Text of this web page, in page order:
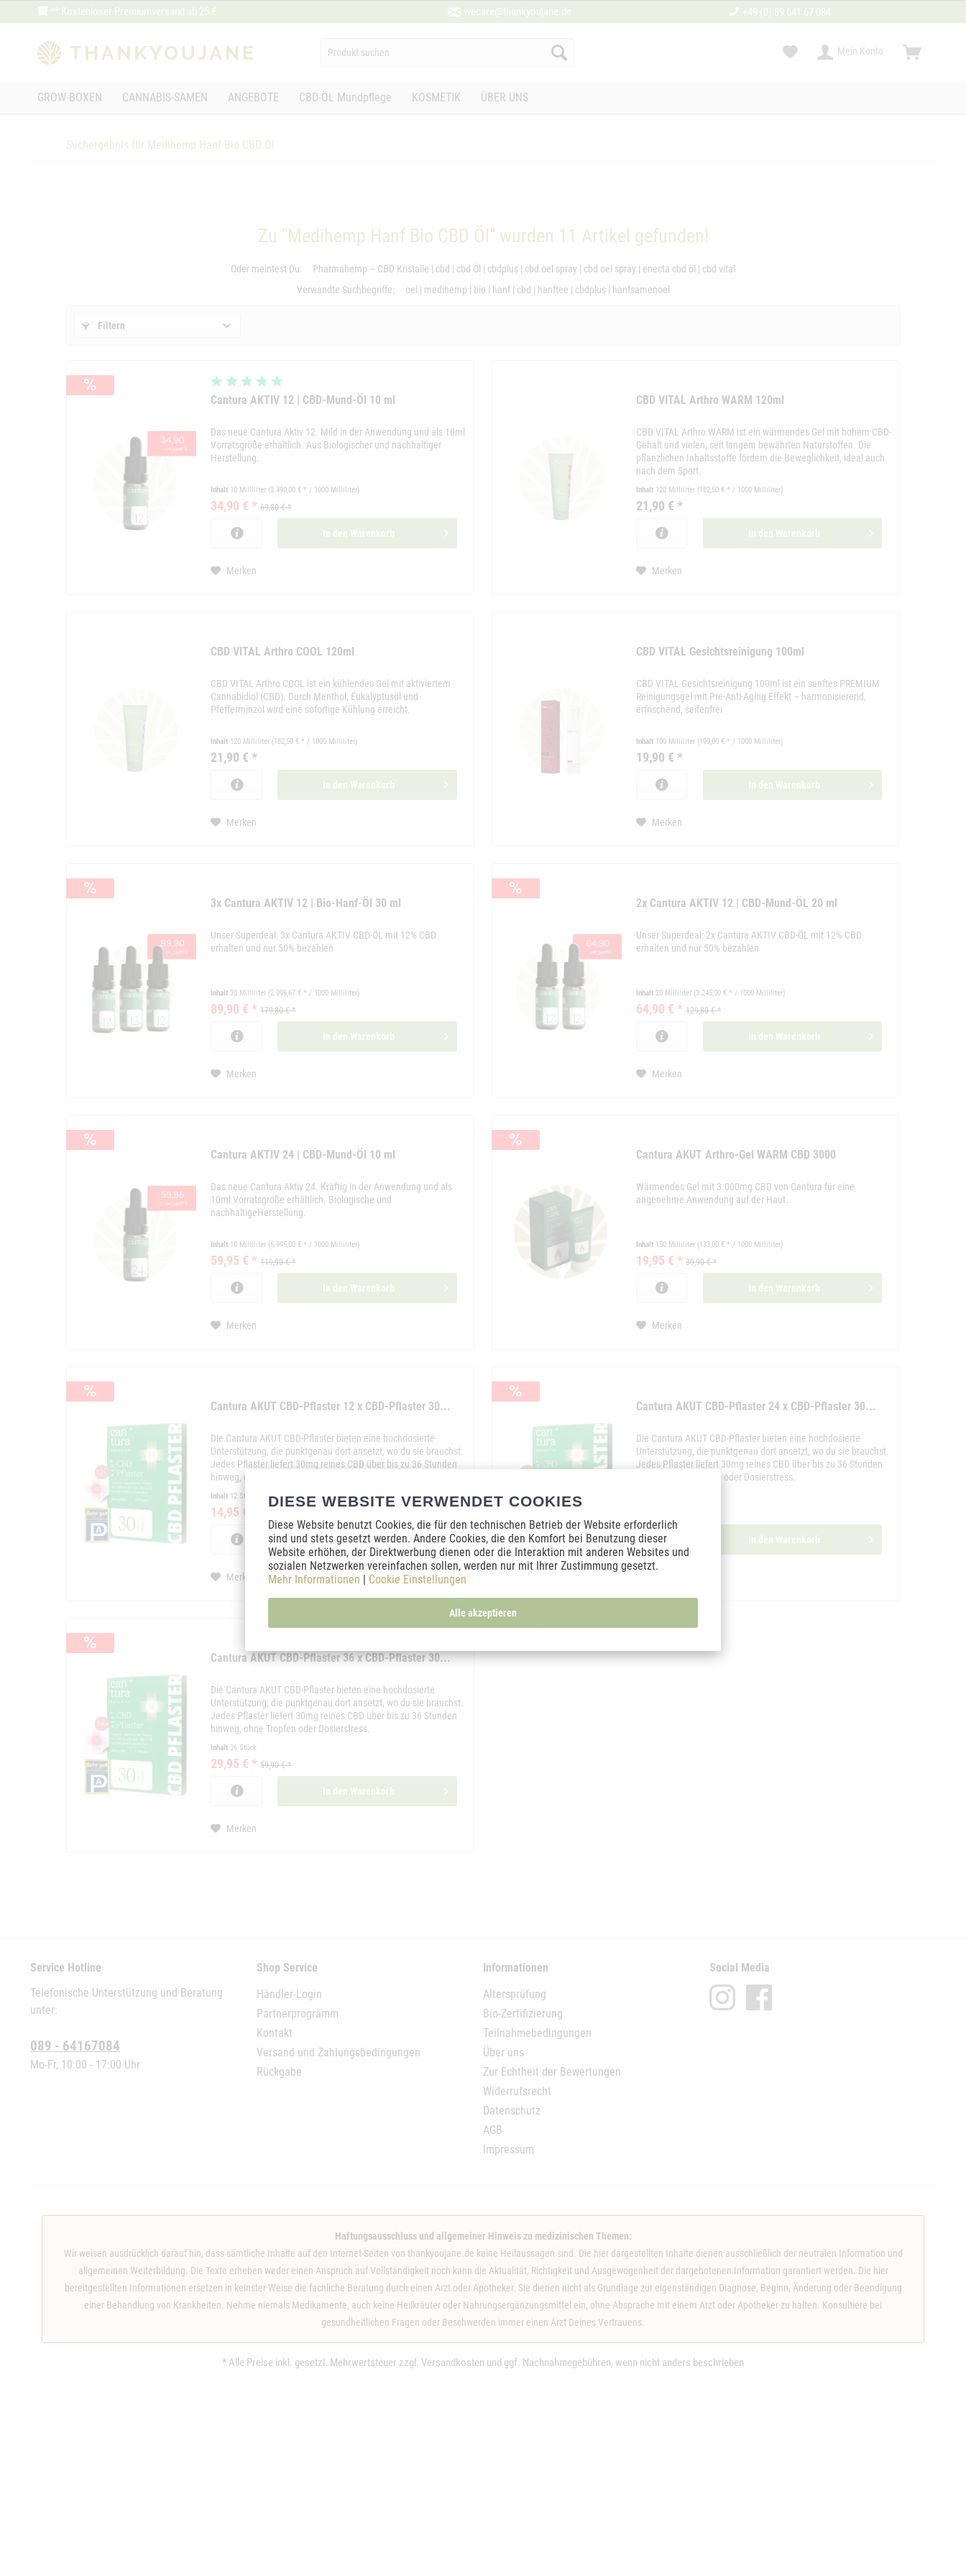
** Kostenloser Premiumversand ab 25 € wecare@thankyoujane.de +49 (0) 89 641 67 084
Mein Konto
GROW-BOXEN CANNABIS-SAMEN ANGEBOTE CBD-ÖL Mundpflege KOSMETIK ÜBER UNS
Suchergebnis für Medihemp Hanf Bio CBD Öl
Zu "Medihemp Hanf Bio CBD Öl" wurden 11 Artikel gefunden!
Oder meintest Du: Pharmahemp – CBD Kristalle | cbd | cbd Öl | cbdplus | cbd oel spray | cbd oel spray | enecta cbd öl | cbd vital
Verwandte Suchbegriffe:
oel | medihemp | bio | hanf| cbd | hanftee | cbdplus| hanfsamenoel
Filtern
Cantura AKTIV 12 | CBD-Mund-Öl 10 ml
Das neue Cantura Aktiv 12. Mild in der Anwendung und als 10ml
Vorratsgröße erhältlich. Aus Biologischer und nachhaltiger
Herstellung.
Inhalt 10 Milliliter (3.490,00 € * / 1000 Milliliter)
34,90 € * 69,80 € *
In den Warenkorb
Merken
CBD VITAL Arthro WARM 120ml
CBD VITAL Arthro WARM ist ein wärmendes Gel mit hohem CBD-
Gehalt und vielen, seit langem bewährten Naturstoffen. Die
pflanzlichen Inhaltsstoffe fördern die Beweglichkeit, ideal auch
nach dem Sport.
Inhalt 120 Milliliter (182,50 € * / 1000 Milliliter)
21,90 € *
In den Warenkorb
Merken
CBD VITAL Arthro COOL 120ml
CBD VITAL Arthro COOL ist ein kühlendes Gel mit aktiviertem
Cannabidiol (CBD). Durch Menthol, Eukalyptusöl und
Pfefferminzöl wird eine sofortige Kühlung erreicht.
Inhalt 120 Milliliter (182,50 € * / 1000 Milliliter)
21,90 € *
In den Warenkorb
Merken
CBD VITAL Gesichtsreinigung 100ml
CBD VITAL Gesichtsreinigung 100ml ist ein sanftes PREMIUM
Reinigungsgel mit Pre-Anti-Aging Effekt – harmonisierend,
erfrischend, seifenfrei
Inhalt 100 Milliliter (199,00 € * / 1000 Milliliter)
19,90 € *
In den Warenkorb
Merken
3x Cantura AKTIV 12 | Bio-Hanf-Öl 30 ml
Unser Superdeal: 3x Cantura AKTIV CBD-ÖL mit 12% CBD
erhalten und nur 50% bezahlen
Inhalt 30 Milliliter (2.996,67 € * / 1000 Milliliter)
89,90 € * 179,80 € *
In den Warenkorb
Merken
2x Cantura AKTIV 12 | CBD-Mund-ÖL 20 ml
Unser Superdeal: 2x Cantura AKTIV CBD-ÖL mit 12% CBD
erhalten und nur 50% bezahlen
Inhalt 20 Milliliter (3.245,00 € * / 1000 Milliliter)
64,90 € * 129,80 € *
In den Warenkorb
Merken
Cantura AKTIV 24 | CBD-Mund-Öl 10 ml
Das neue Cantura Aktiv 24. Kräftig in der Anwendung und als
10ml Vorratsgröße erhältlich. Biologische und
nachhaltigeHerstellung.
Inhalt 10 Milliliter (5.995,00 € * / 1000 Milliliter)
59,95 € * 119,90 € *
In den Warenkorb
Merken
Cantura AKUT Arthro-Gel WARM CBD 3000
Wärmendes Gel mit 3.000mg CBD von Cantura für eine
angenehme Anwendung auf der Haut.
Inhalt 150 Milliliter (133,00 € * / 1000 Milliliter)
19,95 € * 39,90 € *
In den Warenkorb
Merken
Cantura AKUT CBD-Pflaster 12 x CBD-Pflaster 30...
Die Cantura AKUT CBD-Pflaster bieten eine hochdosierte
Unterstützung, die punktgenau dort ansetzt, wo du sie brauchst.
Jedes Pflaster liefert 30mg reines CBD über bis zu 36 Stunden
hinweg, ohne Tropfen oder Dosierstress.
Inhalt 12 Stück
14,95 € *
In den Warenkorb
Merken
Cantura AKUT CBD-Pflaster 24 x CBD-Pflaster 30...
Die Cantura AKUT CBD-Pflaster bieten eine hochdosierte
Unterstützung, die punktgenau dort ansetzt, wo du sie brauchst.
Jedes Pflaster liefert 30mg reines CBD über bis zu 36 Stunden
hinweg, ohne Tropfen oder Dosierstress.
In den Warenkorb
Cantura AKUT CBD-Pflaster 36 x CBD-Pflaster 30...
Die Cantura AKUT CBD-Pflaster bieten eine hochdosierte
Unterstützung, die punktgenau dort ansetzt, wo du sie brauchst.
Jedes Pflaster liefert 30mg reines CBD über bis zu 36 Stunden
hinweg, ohne Tropfen oder Dosierstress.
Inhalt 36 Stück
29,95 € * 59,90 € *
In den Warenkorb
Merken
Service Hotline
Telefonische Unterstützung und Beratung
unter:
089 - 64167084
Mo-Fr, 10:00 - 17:00 Uhr
Shop Service
Händler-Login
Partnerprogramm
Kontakt
Versand und Zahlungsbedingungen
Rückgabe
Informationen
Altersprüfung
Bio-Zertifizierung
Teilnahmebedingungen
Über uns
Zur Echtheit der Bewertungen
Widerrufsrecht
Datenschutz
AGB
Impressum
Social Media
Haftungsausschluss und allgemeiner Hinweis zu medizinischen Themen:
Wir weisen ausdrücklich darauf hin, dass sämtliche Inhalte auf den Internet-Seiten von thankyoujane.de keine Heilaussagen sind. Die hier dargestellten Inhalte dienen ausschließlich der neutralen Information und
allgemeinen Weiterbildung. Die Texte erheben weder einen Anspruch auf Vollständigkeit noch kann die Aktualität, Richtigkeit und Ausgewogenheit der dargebotenen Information garantiert werden. Die hier
bereitgestellten Informationen ersetzen in keinster Weise die fachliche Beratung durch einen Arzt oder Apotheker. Sie dienen nicht als Grundlage zur eigenständigen Diagnose, Beginn, Änderung oder Beendigung
einer Behandlung von Krankheiten. Nehme niemals Medikamente, auch keine Heilkräuter oder Nahrungsergänzungsmittel ein, ohne Absprache mit einem Arzt oder Apotheker zu halten. Konsultiere bei
gesundheitlichen Fragen oder Beschwerden immer einen Arzt Deines Vertrauens.
* Alle Preise inkl. gesetzl. Mehrwertsteuer zzgl. Versandkosten und ggf. Nachnahmegebühren, wenn nicht anders beschrieben
DIESE WEBSITE VERWENDET COOKIES
Diese Website benutzt Cookies, die für den technischen Betrieb der Website erforderlich
sind und stets gesetzt werden. Andere Cookies, die den Komfort bei Benutzung dieser
Website erhöhen, der Direktwerbung dienen oder die Interaktion mit anderen Websites und
sozialen Netzwerken vereinfachen sollen, werden nur mit Ihrer Zustimmung gesetzt.
Mehr Informationen | Cookie Einstellungen
Alle akzeptieren